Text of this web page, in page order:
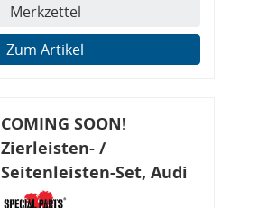
Merkzettel
Zum Artikel
COMING SOON!
Zierleisten- /
Seitenleisten-Set, Audi
80 Cabrio, Coupe, S2, (6x